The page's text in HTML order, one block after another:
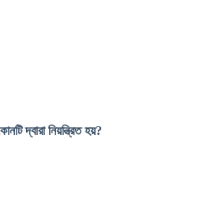
দ্বারা নিয়ন্ত্রিত হয়?